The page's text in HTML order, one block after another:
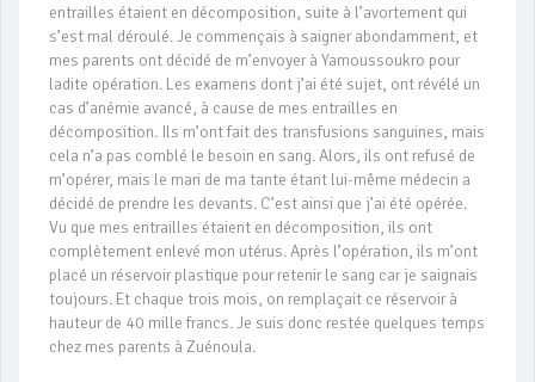
entrailles étaient en décomposition, suite à l’avortement qui
s’est mal déroulé. Je commençais à saigner abondamment, et
mes parents ont décidé de m’envoyer à Yamoussoukro pour
ladite opération. Les examens dont j’ai été sujet, ont révélé un
cas d’anémie avancé, à cause de mes entrailles en
décomposition. Ils m’ont fait des transfusions sanguines, mais
cela n’a pas comblé le besoin en sang. Alors, ils ont refusé de
m’opérer, mais le mari de ma tante étant lui-même médecin a
décidé de prendre les devants. C’est ainsi que j’ai été opérée.
Vu que mes entrailles étaient en décomposition, ils ont
complètement enlevé mon utérus. Après l’opération, ils m’ont
placé un réservoir plastique pour retenir le sang car je saignais
toujours. Et chaque trois mois, on remplaçait ce réservoir à
hauteur de 40 mille francs. Je suis donc restée quelques temps
chez mes parents à Zuénoula.